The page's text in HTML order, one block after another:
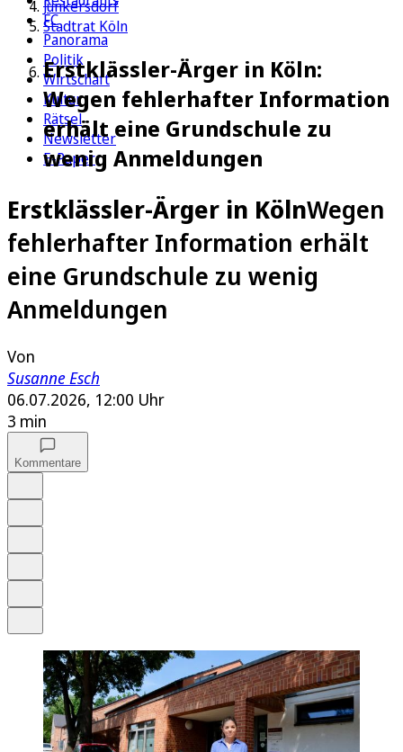
FC
Panorama
Politik
Wirtschaft
Kultur
Rätsel
Newsletter
E-Paper
Junkersdorf
Stadtrat Köln
Erstklässler-Ärger in Köln:
Wegen fehlerhafter Information
erhält eine Grundschule zu
wenig Anmeldungen
Erstklässler-Ärger in KölnWegen
fehlerhafter Information erhält
eine Grundschule zu wenig
Anmeldungen
Von
Susanne Esch
06.07.2026, 12:00 Uhr
3 min
Kommentare